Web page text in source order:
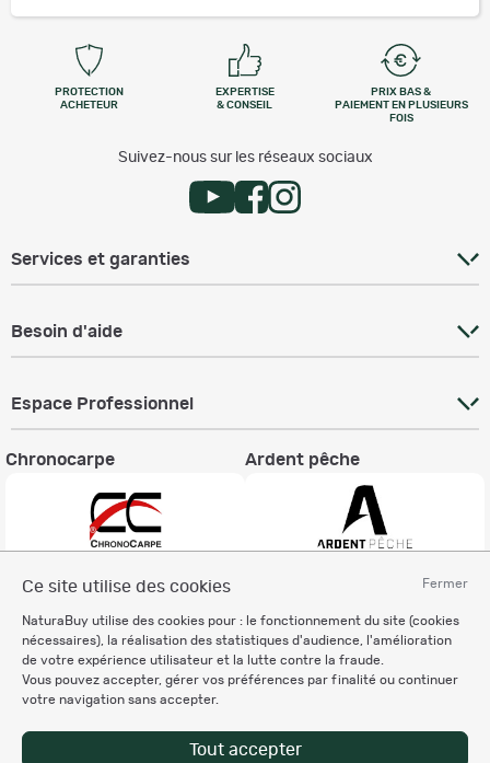
Fermer
Ce site utilise des cookies
NaturaBuy utilise des cookies pour : le fonctionnement du site (cookies
nécessaires), la réalisation des statistiques d'audience, l'amélioration
de votre expérience utilisateur et la lutte contre la fraude.
Vous pouvez accepter, gérer vos préférences par finalité ou continuer
votre navigation sans accepter.
Tout accepter
PROTECTION
ACHETEUR
EXPERTISE
& CONSEIL
PRIX BAS &
PAIEMENT EN PLUSIEURS
FOIS
Suivez-nous sur les réseaux sociaux
Services et garanties
Besoin d'aide
Espace Professionnel
Chronocarpe Ardent pêche
Charte éthique
Mentions légales
Règlement & Conditions d'utilisation
Politique de protection
des données personnelles
Personnalisation des cookies